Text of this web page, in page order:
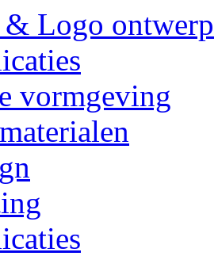
Logo ontwerp
vormgeving